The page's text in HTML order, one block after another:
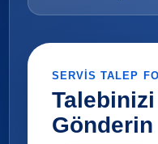
SERVIS TALEP
Gönderin